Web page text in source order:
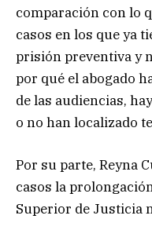
comparación con lo
casos en los que ya
prisión preventiva y
por qué el abogado
de las audiencias,
o no han localizado
Por su parte, Reyna
casos la
Superior de Justicia